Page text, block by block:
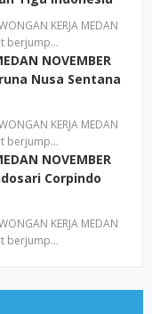
KERJA MEDAN
berjump…
NOVEMBER
Nusa Sentana
KERJA MEDAN
berjump…
NOVEMBER
Corpindo
KERJA MEDAN
berjump…